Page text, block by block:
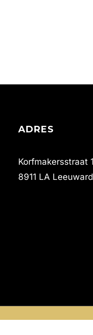
ADRES
Korfmakersstraat
8911 LA